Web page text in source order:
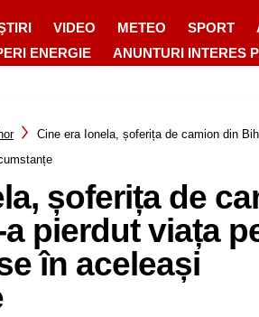
VIDEO METEO SPORT
ENERGIE
ANUNTURI INTERES
Cine era Ionela, șoferița de camion din
șoferița de
pierdut viața
în aceleași